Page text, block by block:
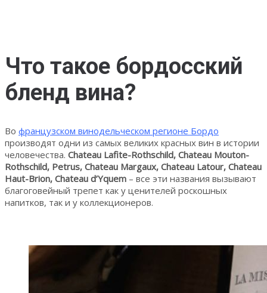
Что такое бордосский
бленд вина?
Во французском винодельческом регионе Бордо
производят одни из самых великих красных вин в истории
человечества. Chateau Lafite-Rothschild, Chateau Mouton-
Rothschild, Petrus, Chateau Margaux, Chateau Latour, Chateau
Haut-Brion, Chateau d’Yquem – все эти названия вызывают
благоговейный трепет как у ценителей роскошных
напитков, так и у коллекционеров.